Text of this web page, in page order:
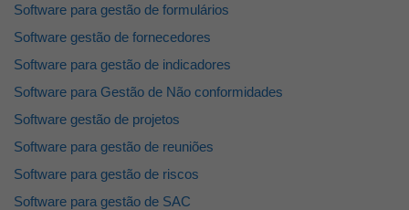
Software para gestão de formulários
Software gestão de fornecedores
Software para gestão de indicadores
Software para Gestão de Não conformidades
Software gestão de projetos
Software para gestão de reuniões
Software para gestão de riscos
Software para gestão de SAC